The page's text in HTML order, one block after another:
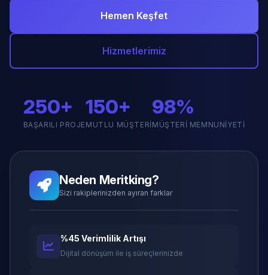
Hemen Keşfet
Hizmetlerimiz
250+
BAŞARILI PROJE
150+
MUTLU MÜŞTERI
98%
MÜŞTERI MEMNUNIYETI
Neden Meritking?
Sizi rakiplerinizden ayıran farklar
%45 Verimlilik Artışı
Dijital dönüşüm ile iş süreçlerinizde